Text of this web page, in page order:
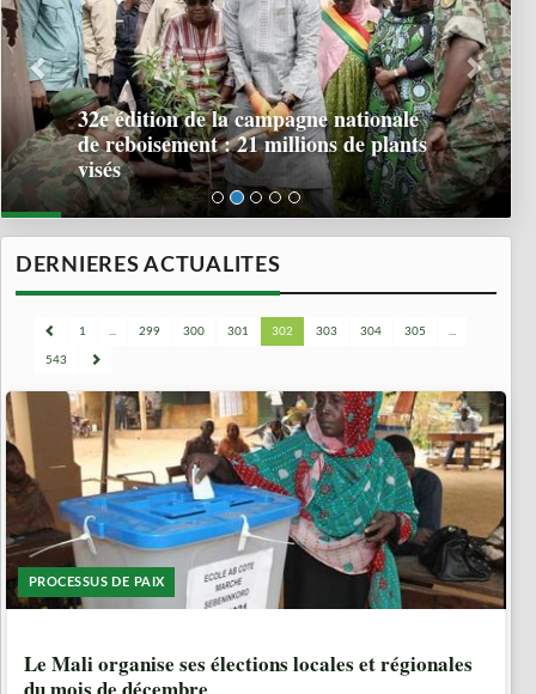
32e édition de la campagne nationale
de reboisement : 21 millions de plants
visés
DERNIERES ACTUALITES
1 ... 299 300 301 302 303 304 305 ...
543
PROCESSUS DE PAIX
Le Mali organise ses élections locales et régionales